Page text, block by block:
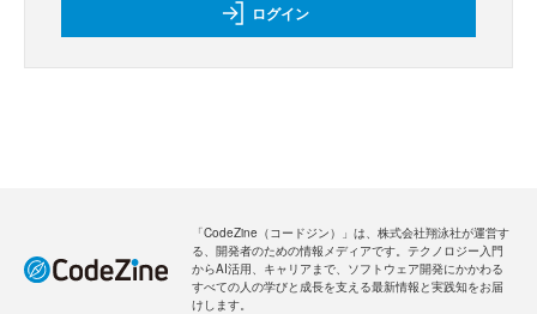
ログイン
「CodeZine（コードジン）」は、株式会社翔泳社が運営す
る、開発者のための情報メディアです。テクノロジー入門
からAI活用、キャリアまで、ソフトウェア開発にかかわる
すべての人の学びと成長を支える最新情報と実践知をお届
けします。